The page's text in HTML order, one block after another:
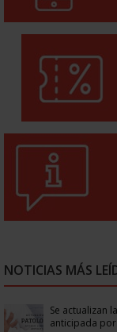
NOTICIAS MÁS
Se actualizan
anticipada